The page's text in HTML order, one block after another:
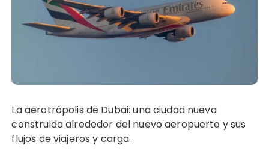
La aerotrópolis de Dubai: una ciudad nueva
construida alrededor del nuevo aeropuerto y sus
flujos de viajeros y carga.